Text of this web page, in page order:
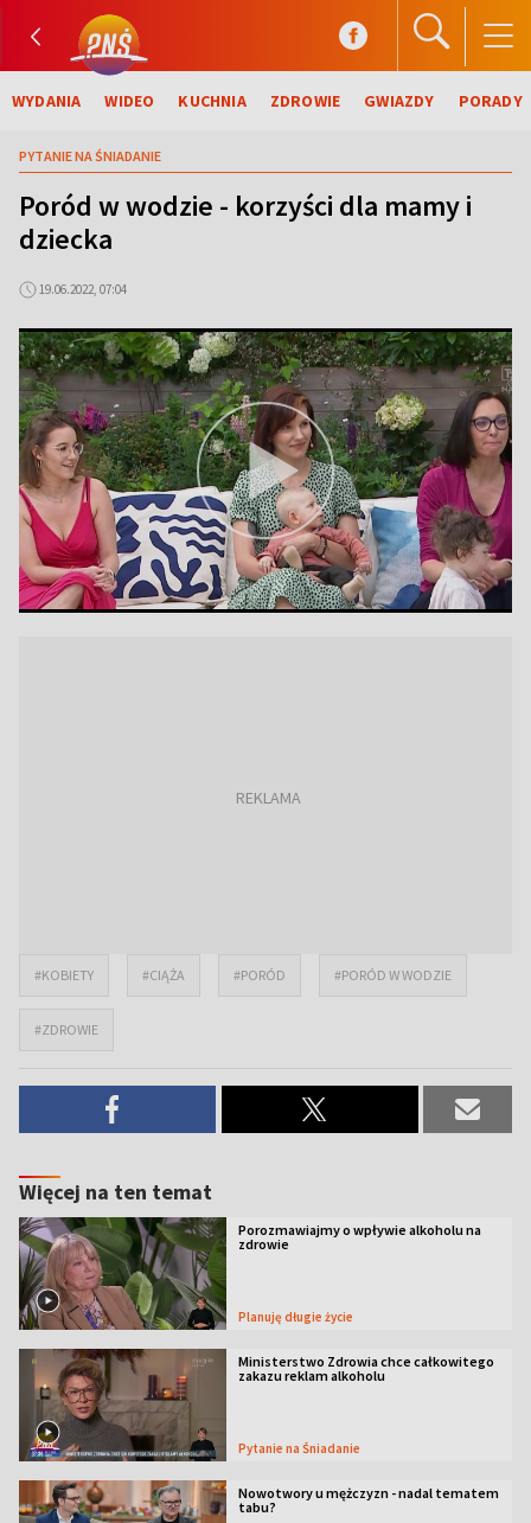
WYDANIA WIDEO KUCHNIA ZDROWIE GWIAZDY PORADY
PYTANIE NA ŚNIADANIE
Poród w wodzie - korzyści dla mamy i
dziecka
19.06.2022, 07:04
#KOBIETY #CIĄŻA #PORÓD #PORÓD W WODZIE
#ZDROWIE
Więcej na ten temat
Porozmawiajmy o wpływie alkoholu na
zdrowie
Planuję długie życie
Ministerstwo Zdrowia chce całkowitego
zakazu reklam alkoholu
Pytanie na Śniadanie
Nowotwory u mężczyzn - nadal tematem
tabu?